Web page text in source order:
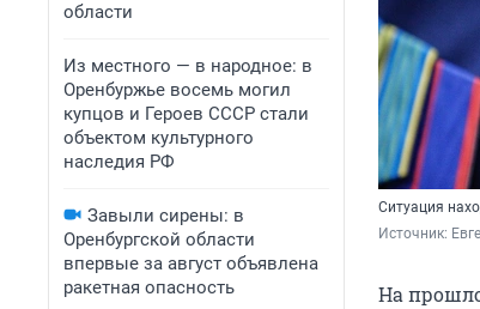
области
Из местного — в народное: в
Оренбуржье восемь могил
купцов и Героев СССР стали
объектом культурного
наследия РФ
Завыли сирены: в
Оренбургской области
впервые за август объявлена
ракетная опасность
Ситуация
Источник:
На